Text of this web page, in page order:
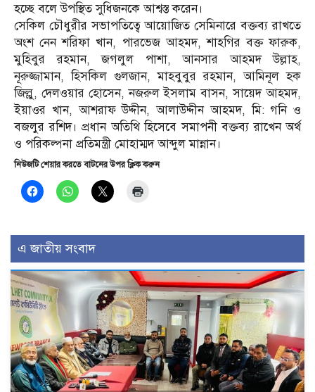
হচ্ছে বলে উপস্থিত সুধিজনকে আশ্বস্ত করেন।
সেকিল চৌধুরীর সভাপতিত্বে আয়োজিত সেমিনারে বক্তব্য রাখতে
অংশ নেন শরিফা খান, পারভেজ আহমদ, শাহগির বক্ত ফারুক,
মুহিবুর রহমান, জগলুল পাশা, আনসার আহমদ উল্লাহ,
নূরুজ্জামান, হিসকিল গুলজান, মাহবুবুর রহমান, আমিনূল হক
জিল্লু, দেল‌ওয়ার হোসেন, নজরুল ইসলাম বাসন, সায়েদ আহমদ,
ইয়া‌ওর খান, আশরাফ উদ্দীন, আলাউদ্দীন আহমদ, মি: গনি ‌ও
বজলুর রশিদ। প্রধান অতিথি হিসেবে সমাপনী বক্তব্য রাখেন অর্থ
‌ও পরিকল্পনা প্রতিমন্ত্রী মোহাম্মদ আব্দুল মান্নান।
নিউজটি শেয়ার করতে বাটনের উপর ক্লিক করুন
এ জাতীয় সংবাদ